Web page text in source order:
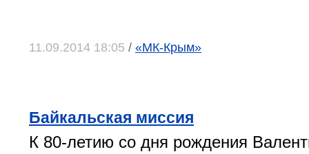
11.09.2014 18:05 / «МК-Крым»
Байкальская миссия
К 80-летию со дня рождения